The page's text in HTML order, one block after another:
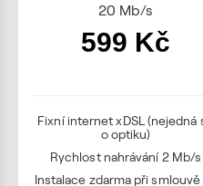
20 Mb/s
599 Kč
Fixní internet xDSL (nejedná
o optiku)
Rychlost nahrávání 2 Mb/s
Instalace zdarma při smlouvě